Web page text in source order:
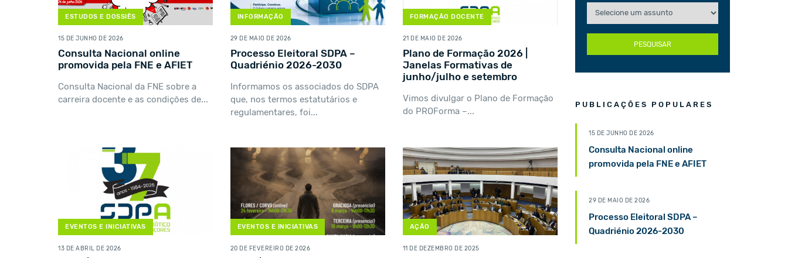
ESTUDOS E DOSSIÊS
15 DE JUNHO DE 2026
Consulta Nacional online
promovida pela FNE e AFIET
Consulta Nacional da FNE sobre a
carreira docente e as condições de...
INFORMAÇÃO
29 DE MAIO DE 2026
Processo Eleitoral SDPA –
Quadriénio 2026-2030
Informamos os associados do SDPA
que, nos termos estatutários e
regulamentares, foi...
FORMAÇÃO DOCENTE
21 DE MAIO DE 2026
Plano de Formação 2026 |
Janelas Formativas de
junho/julho e setembro
Vimos divulgar o Plano de Formação
do PROForma –...
EVENTOS E INICIATIVAS
13 DE ABRIL DE 2026
EVENTOS E INICIATIVAS
20 DE FEVEREIRO DE 2026
AÇÃO
11 DE DEZEMBRO DE 2025
PESQUISAR
PUBLICAÇÕES POPULARES
15 DE JUNHO DE 2026
Consulta Nacional online
promovida pela FNE e AFIET
29 DE MAIO DE 2026
Processo Eleitoral SDPA –
Quadriénio 2026-2030